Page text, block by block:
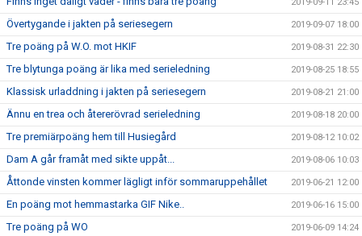
Övertygande i jakten på seriesegern 2019-09-07 18:00
Tre poäng på W.O. mot HKIF 2019-08-31 22:30
Tre blytunga poäng är lika med serieledning 2019-08-25 18:55
Klassisk urladdning i jakten på seriesegern 2019-08-21 21:00
Ännu en trea och återerövrad serieledning 2019-08-18 20:00
Tre premiärpoäng hem till Husiegård 2019-08-12 10:02
Dam A går framåt med sikte uppåt... 2019-08-06 10:03
Åttonde vinsten kommer lägligt inför sommaruppehållet 2019-06-21 12:00
En poäng mot hemmastarka GIF Nike.. 2019-06-16 15:00
Tre poäng på WO 2019-06-09 14:24